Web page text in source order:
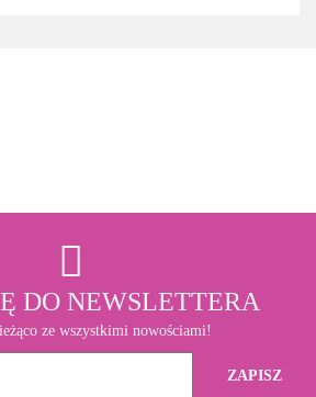
DO NEWSLETTERA
ze wszystkimi nowościami!